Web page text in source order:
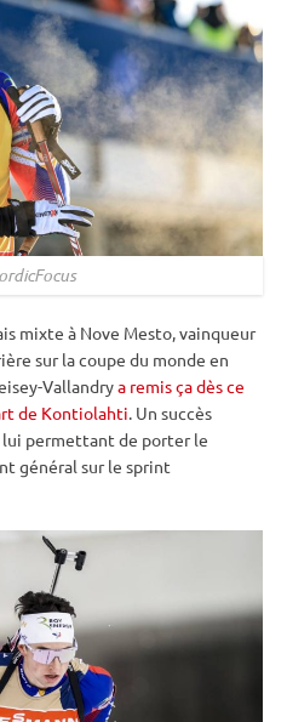
mixte à Nove Mesto, vainqueur
sur lacoupe du monde en
Vallandrya remis ça dès ce
de Kontiolahti. Un succès
lui permettant de porter le
général sur le sprint